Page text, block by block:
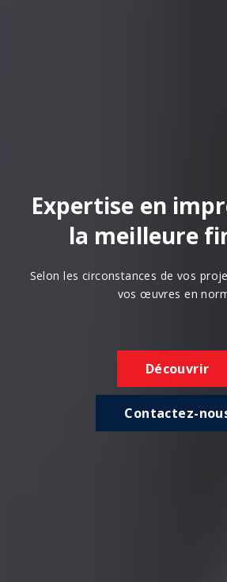
Expertise en
la meilleure
Selon les circonstances de vos
vos œuvres en
Découvrir
Contactez-